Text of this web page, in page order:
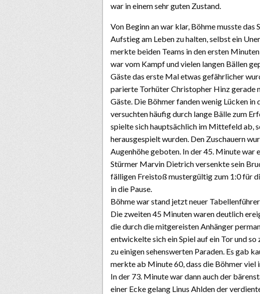
war in einem sehr guten Zustand.
Von Beginn an war klar, Böhme musste das
Aufstieg am Leben zu halten, selbst ein
merkte beiden Teams in den ersten
war vom Kampf und vielen langen Bällen
Gäste das erste Mal etwas gefährlicher
parierte Torhüter Christopher Hinz gerade
Gäste. Die Böhmer fanden wenig Lücken
versuchten häufig durch lange Bälle zum
spielte sich hauptsächlich im Mittefeld ab,
herausgespielt wurden. Den Zuschauern
Augenhöhe geboten. In der 45. Minute war
Stürmer Marvin Dietrich versenkte sein
fälligen Freistoß mustergültig zum 1:0 für
in die Pause.
Böhme war stand jetzt neuer
Die zweiten 45 Minuten waren deutlich
die durch die mitgereisten Anhänger
entwickelte sich ein Spiel auf ein Tor und
zu einigen sehenswerten Paraden. Es gab
merkte ab Minute 60, dass die Böhmer viel
In der 73. Minute war dann auch der
einer Ecke gelang Linus Ahlden der